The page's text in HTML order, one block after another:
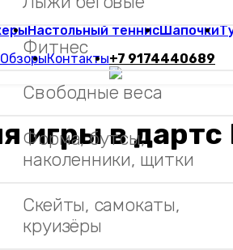
Фитнес
Свободные веса
Форма, бутсы,
наколенники, щитки
Скейты, самокаты,
круизёры
Настольный теннисШапочки
ОбзорыКонтакты+7 9174440689
игры в